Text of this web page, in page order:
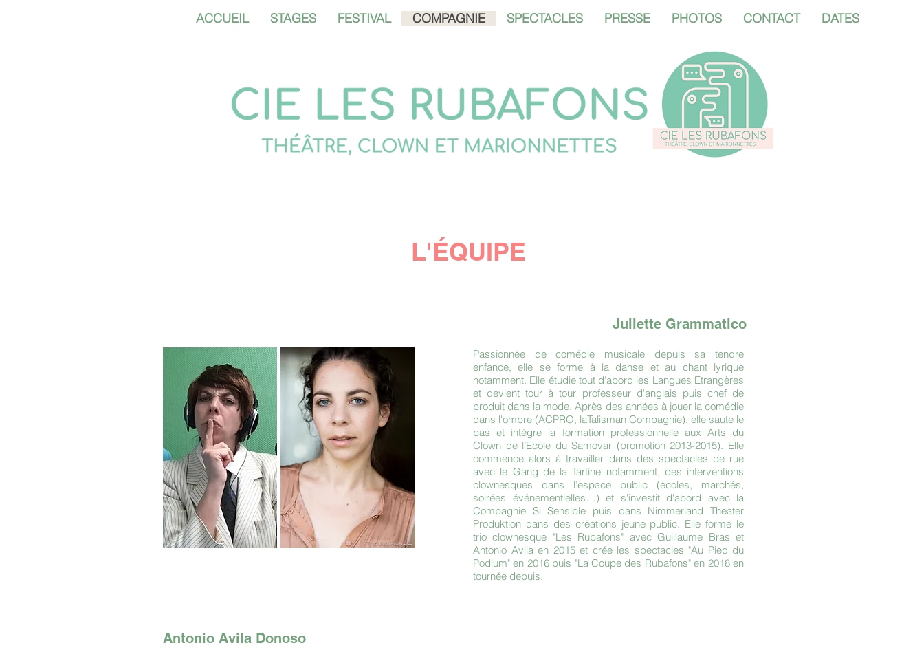
ACCUEIL STAGES FESTIVAL COMPAGNIE SPECTACLES PRESSE PHOTOS CONTACT DATES
L'ÉQUIPE
Juliette Grammatico
Passionnée de comédie musicale depuis sa tendre
enfance, elle se forme à la danse et au chant lyrique
notamment. Elle étudie tout d'abord les Langues Etrangères
et devient tour à tour professeur d'anglais puis chef de
produit dans la mode. Après des années à jouer la comédie
dans l'ombre (ACPRO, laTalisman Compagnie), elle saute le
pas et intègre la formation professionnelle aux Arts du
Clown de l’Ecole du Samovar (promotion 2013-2015). Elle
commence alors à travailler dans des spectacles de rue
avec le Gang de la Tartine notamment, des interventions
clownesques dans l’espace public (écoles, marchés,
soirées événementielles…) et s'investit d'abord avec la
Compagnie Si Sensible puis dans Nimmerland Theater
Produktion dans des créations jeune public. Elle forme le
trio clownesque "Les Rubafons" avec Guillaume Bras et
Antonio Avila en 2015 et crée les spectacles "Au Pied du
Podium" en 2016 puis "La Coupe des Rubafons" en 2018 en
tournée depuis.
Antonio Avila Donoso